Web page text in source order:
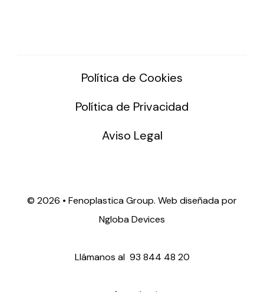
Política de Cookies
Política de Privacidad
Aviso Legal
© 2026 • Fenoplastica Group. Web diseñada por
Ngloba Devices
Llámanos al 93 844 48 20